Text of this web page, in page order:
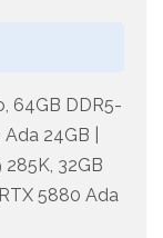
64GB DDR5-
24GB |
285K, 32GB
5880 Ada